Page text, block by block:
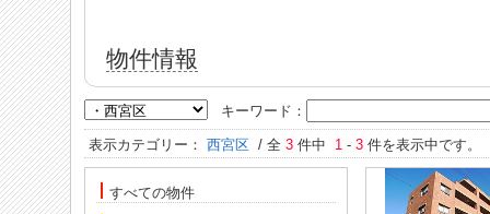
物件情報
キーワード：
表示カテゴリー： 西宮区 / 全 3 件中 1 - 3 件を表示中です。
すべての物件